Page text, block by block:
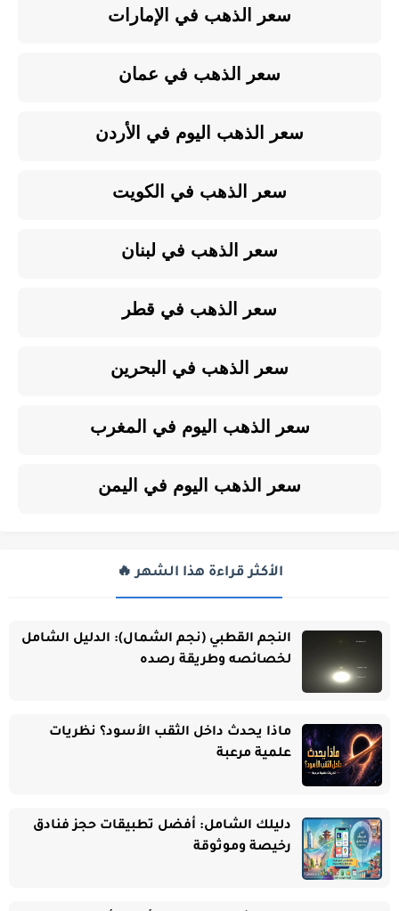
سعر الذهب في الإمارات
سعر الذهب في عمان
سعر الذهب اليوم في الأردن
سعر الذهب في الكويت
سعر الذهب في لبنان
سعر الذهب في قطر
سعر الذهب في البحرين
سعر الذهب اليوم في المغرب
سعر الذهب اليوم في اليمن
الأكثر قراءة هذا الشهر 🔥
النجم القطبي (نجم الشمال): الدليل الشامل
لخصائصه وطريقة رصده
ماذا يحدث داخل الثقب الأسود؟ نظريات
علمية مرعبة
دليلك الشامل: أفضل تطبيقات حجز فنادق
رخيصة وموثوقة